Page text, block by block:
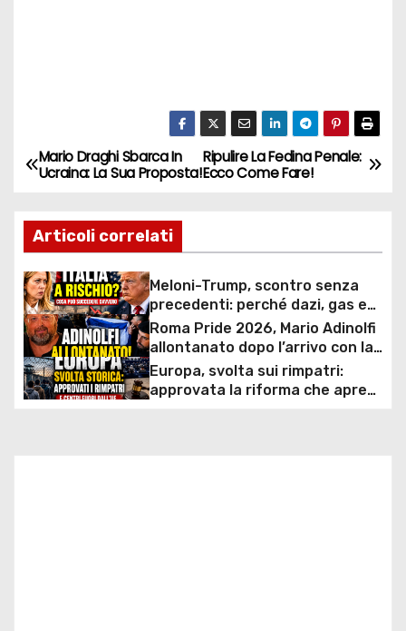
N
v
i
g
a
z
Ripulire La Fedina Penale:
Ecco Come Fare!
Mario Draghi Sbarca In
Ucraina: La Sua Proposta!
Articoli correlati
Meloni-Trump, scontro senza
precedenti: perché dazi, gas e
rapporti diplomatici possono
costare caro all’Italia
Roma Pride 2026, Mario Adinolfi
allontanato dopo l’arrivo con la
bandiera di Israele: scontro
politico e polemiche sui diritti
Europa, svolta sui rimpatri:
approvata la riforma che apre